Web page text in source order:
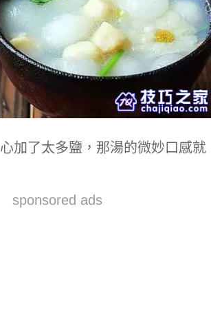
加了太多鹽，那湯的微妙口感就
sponsored ads